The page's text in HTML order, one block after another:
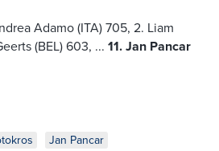
Adamo (ITA) 705, 2. Liam
(BEL) 603, ... 11. Jan Pancar
Jan Pancar